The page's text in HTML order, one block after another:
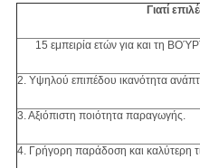
Γιατί
15 εμπειρία ετών για και τη
2. Υψηλού επιπέδου ικανότητα
3. Αξιόπιστη ποιότητα παραγωγής.
4. Γρήγορη παράδοση και καλύτερη